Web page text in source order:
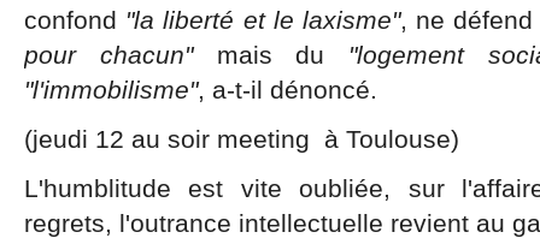
confond "la liberté et le laxisme", ne
pour chacun"mais du "logement
"l'immobilisme", a-t-il dénoncé.
(jeudi 12 au soir meeting à Toulouse)
L'humblitude est vite oubliée, sur
regrets, l'outrance intellectuelle revient au